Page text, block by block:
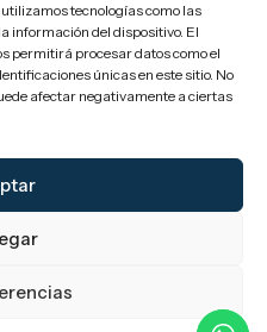
tecnologías como las
información del dispositivo. El
permitirá procesar datos como el
únicas en este sitio. No
afectar negativamente a ciertas
(UE)
y devoluciones